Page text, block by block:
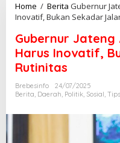
Home / Berita Gubernur
Inovatif, Bukan Sekadar
Gubernur Jateng
Harus Inovatif,
Rutinitas
Brebesinfo
24/07/2025
Berita, Daerah, Politik, Sosial,